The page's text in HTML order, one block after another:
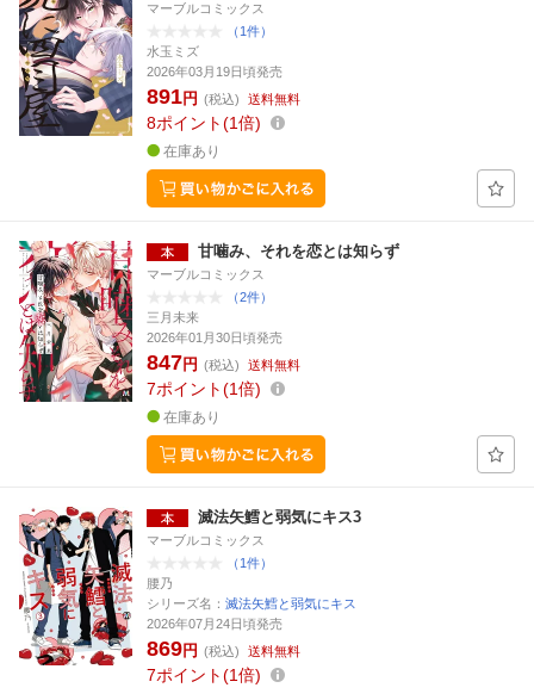
マーブルコミックス
（1件）
水玉ミズ
2026年03月19日頃発売
891円 (税込) 送料無料
8ポイント 1倍
在庫あり
甘噛み、それを恋とは知らず
マーブルコミックス
（2件）
三月未来
2026年01月30日頃発売
847円 (税込) 送料無料
7ポイント 1倍
在庫あり
滅法矢鱈と弱気にキス3
マーブルコミックス
（1件）
腰乃
シリーズ名： 滅法矢鱈と弱気にキス
2026年07月24日頃発売
869円 (税込) 送料無料
7ポイント 1倍